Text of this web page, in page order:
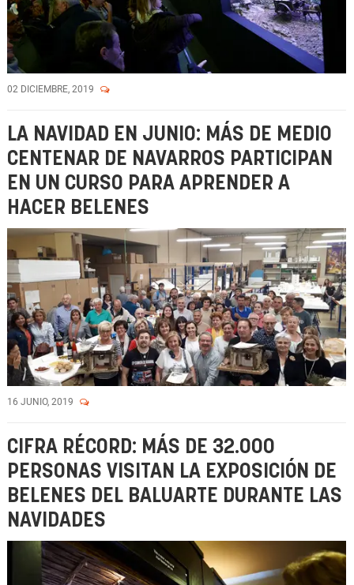
02 DICIEMBRE, 2019
LA NAVIDAD EN JUNIO: MÁS DE MEDIO
CENTENAR DE NAVARROS PARTICIPAN
EN UN CURSO PARA APRENDER A
HACER BELENES
16 JUNIO, 2019
CIFRA RÉCORD: MÁS DE 32.000
PERSONAS VISITAN LA EXPOSICIÓN DE
BELENES DEL BALUARTE DURANTE LAS
NAVIDADES